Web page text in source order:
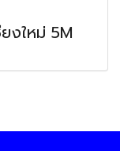
งใหม่ 5M